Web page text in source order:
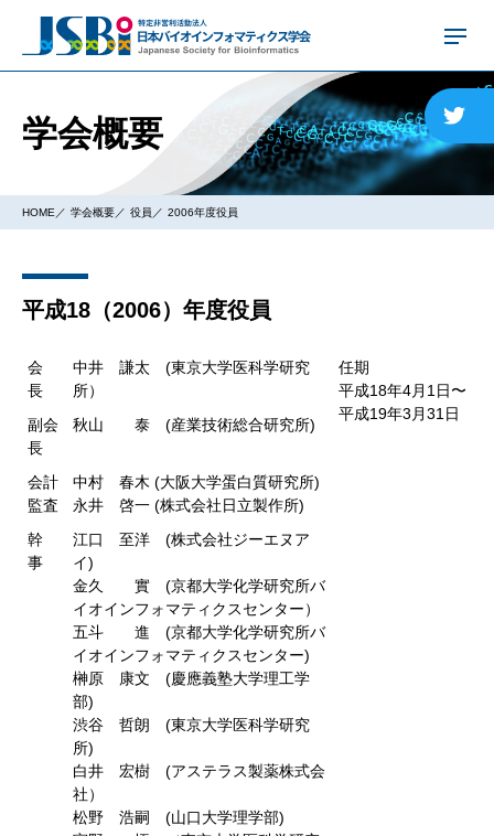
学会概要
HOME 学会概要 役員 2006年度役員
平成18（2006）年度役員
会
長
中井 謙太 (東京大学医科学研究
所）
任期
平成18年4月1日〜
平成19年3月31日
副会
長
秋山 泰 (産業技術総合研究所)
会計
監査
中村 春木 (大阪大学蛋白質研究所)
永井 啓一 (株式会社日立製作所)
幹
事
江口 至洋 (株式会社ジーエヌア
イ)
金久 實 (京都大学化学研究所バ
イオインフォマティクスセンター）
五斗 進 (京都大学化学研究所バ
イオインフォマティクスセンター)
榊原 康文 (慶應義塾大学理工学
部)
渋谷 哲朗 (東京大学医科学研究
所)
白井 宏樹 (アステラス製薬株式会
社）
松野 浩嗣 (山口大学理学部)